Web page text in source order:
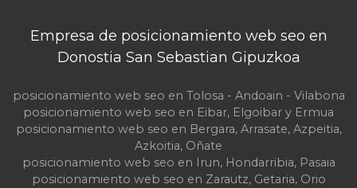
Empresa de posicionamiento web seo en
Donostia San Sebastian Gipuzkoa
posicionamiento web seo en Tolosa - Andoain - Vilabona
posicionamiento web seo en Eibar, Elgoibar y Ermua
posicionamiento web seo en Bergara, Arrasate, Azpeitia,
Azkoitia, Oñate
posicionamiento web seo en Irun, Hondarribia, Pasaia
posicionamiento web seo en Zarautz, Getaria, Orio